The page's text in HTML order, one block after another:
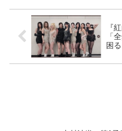
『
「
困